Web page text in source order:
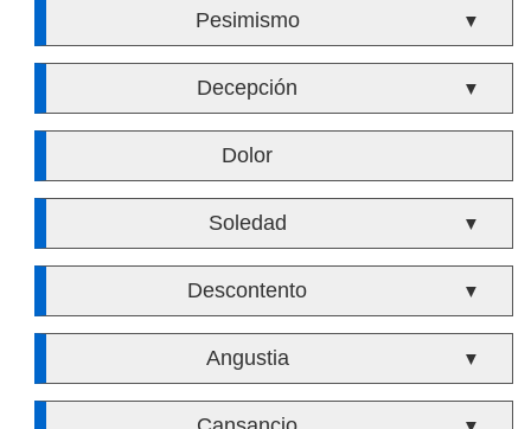
Pesimismo ▼
Decepción ▼
Dolor
Soledad ▼
Descontento ▼
Angustia ▼